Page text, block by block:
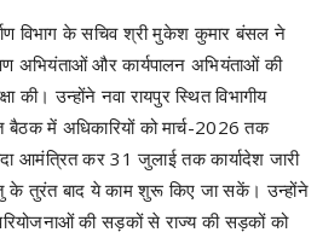
विभाग के सचिव श्री मुकेश कुमार बंसल ने
अभियंताओं और कार्यपालन अभियंताओं की
की। उन्होंने नवा रायपुर स्थित विभागीय
बैठक में अधिकारियों को मार्च-2026 तक
आमंत्रित कर 31 जुलाई तक कार्यादेश जारी
के तुरंत बाद ये काम शुरू किए जा सकें। उन्होंने
की सड़कों से राज्य की सड़कों को